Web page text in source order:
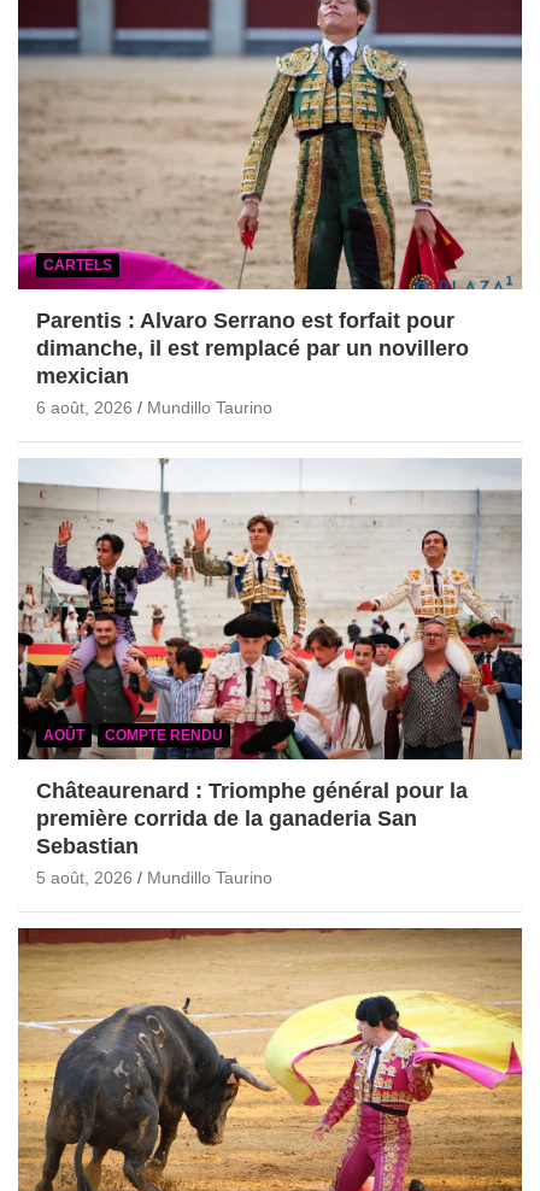
CARTELS
Parentis : Alvaro Serrano est forfait pour
dimanche, il est remplacé par un novillero
mexician
6 août, 2026 Mundillo Taurino
AOÛT COMPTE RENDU
Châteaurenard : Triomphe général pour la
première corrida de la ganaderia San
Sebastian
5 août, 2026 Mundillo Taurino